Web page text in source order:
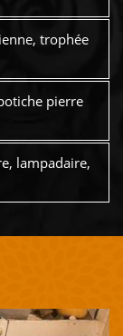
trophée
pierre
lampadaire,